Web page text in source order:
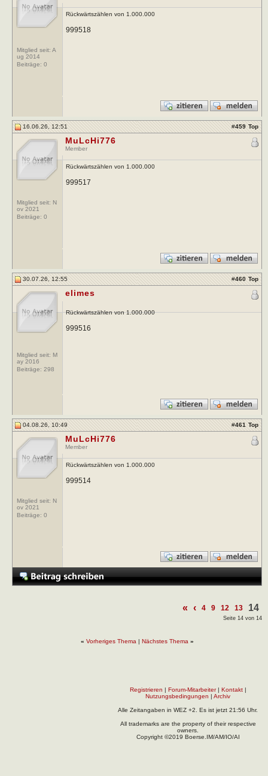
Mitglied seit: A
ug 2014
Beiträge: 0
Rückwärtszählen von 1.000.000
999518
16.06.26, 12:51 #459 Top
Mitglied seit: N
ov 2021
Beiträge: 0
MuLcHi776
Member
Rückwärtszählen von 1.000.000
999517
30.07.26, 12:55 #460 Top
Mitglied seit: M
ay 2016
Beiträge: 298
elimes
Rückwärtszählen von 1.000.000
999516
04.08.26, 10:49 #461 Top
Mitglied seit: N
ov 2021
Beiträge: 0
MuLcHi776
Member
Rückwärtszählen von 1.000.000
999514
« ‹ 4 9 12 13 14
Seite 14 von 14
« Vorheriges Thema | Nächstes Thema »
Registrieren | Forum-Mitarbeiter| Kontakt|
Nutzungsbedingungen | Archiv
Alle Zeitangaben in WEZ +2. Es ist jetzt 21:56 Uhr.
All trademarks are the property of their respective
owners.
Copyright ©2019 Boerse.IM/AM/IO/AI